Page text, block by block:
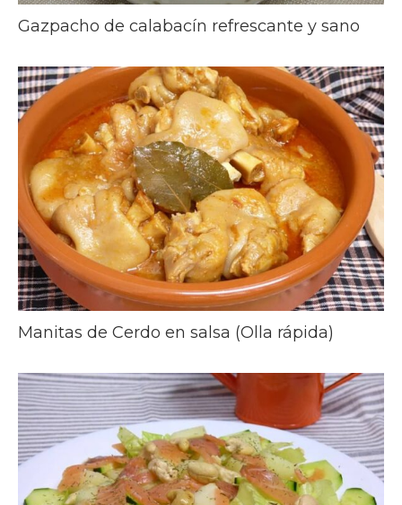
Gazpacho de calabacín refrescante y sano
Manitas de Cerdo en salsa (Olla rápida)